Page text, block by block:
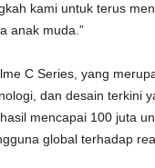
kami untuk terus
anak muda.”
C Series, yang
dan desain terkini
mencapai 100 juta
global terhadap